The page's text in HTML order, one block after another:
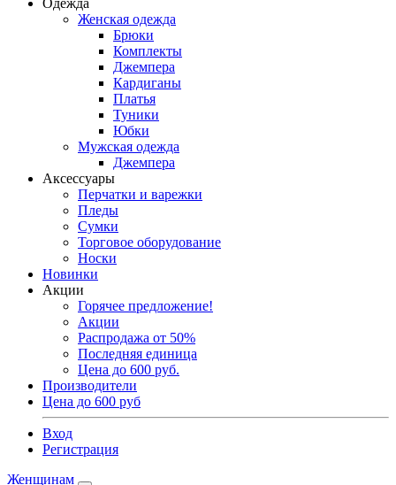
Одежда
Женская одежда
Брюки
Комплекты
Джемпера
Кардиганы
Платья
Туники
Юбки
Мужская одежда
Джемпера
Аксессуары
Перчатки и варежки
Пледы
Сумки
Торговое оборудование
Носки
Новинки
Акции
Горячее предложение!
Акции
Распродажа от 50%
Последняя единица
Цена до 600 руб.
Производители
Цена до 600 руб
Вход
Регистрация
Женщинам